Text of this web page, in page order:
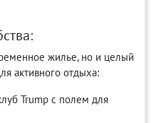
жилье, но и целый
активного отдыха:
Trump с полем для